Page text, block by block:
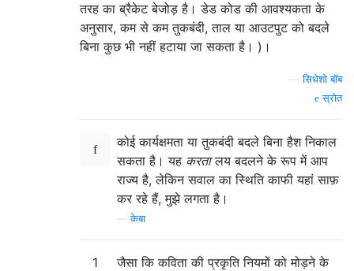
तरह का ब्रैकेट बेजोड़ है। डेड कोड की आवश्यकता के
अनुसार, कम से कम तुकबंदी, ताल या आउटपुट को बदले
बिना कुछ भी नहीं हटाया जा सकता है। )।
—सिधेशो बॉब
स्रोत
कोई कार्यक्षमता या तुकबंदी बदले बिना हैश निकाल
सकता है। यह करतालय बदलने के रूप में आप
राज्य है, लेकिन सवाल का स्थिति काफी यहां साफ़
कर रहे हैं, मुझे लगता है।
—केबा
1
जैसा कि कविता की प्रकृति नियमों को मोड़ने के